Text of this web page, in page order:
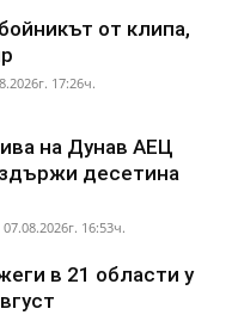
от клипа,
17:26ч.
на Дунав АЕЦ
десетина
07.08.2026г. 16:53ч.
в 21 области у